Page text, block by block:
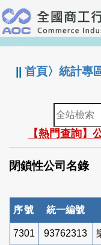
跳
到
主
要
:::
||首頁〉統計專
全
站
檢
索
【熱門查詢】
閉鎖性公司名錄
序號 統一編號
7301 93762313